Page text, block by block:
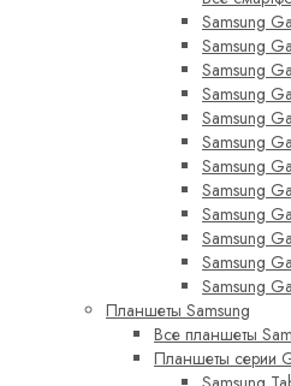
Samsung
Samsung
Samsung
Samsung
Samsung
Samsung
Samsung
Samsung
Samsung
Samsung
Samsung
Samsung
Планшеты Samsung
Все планшеты
Планшеты серии